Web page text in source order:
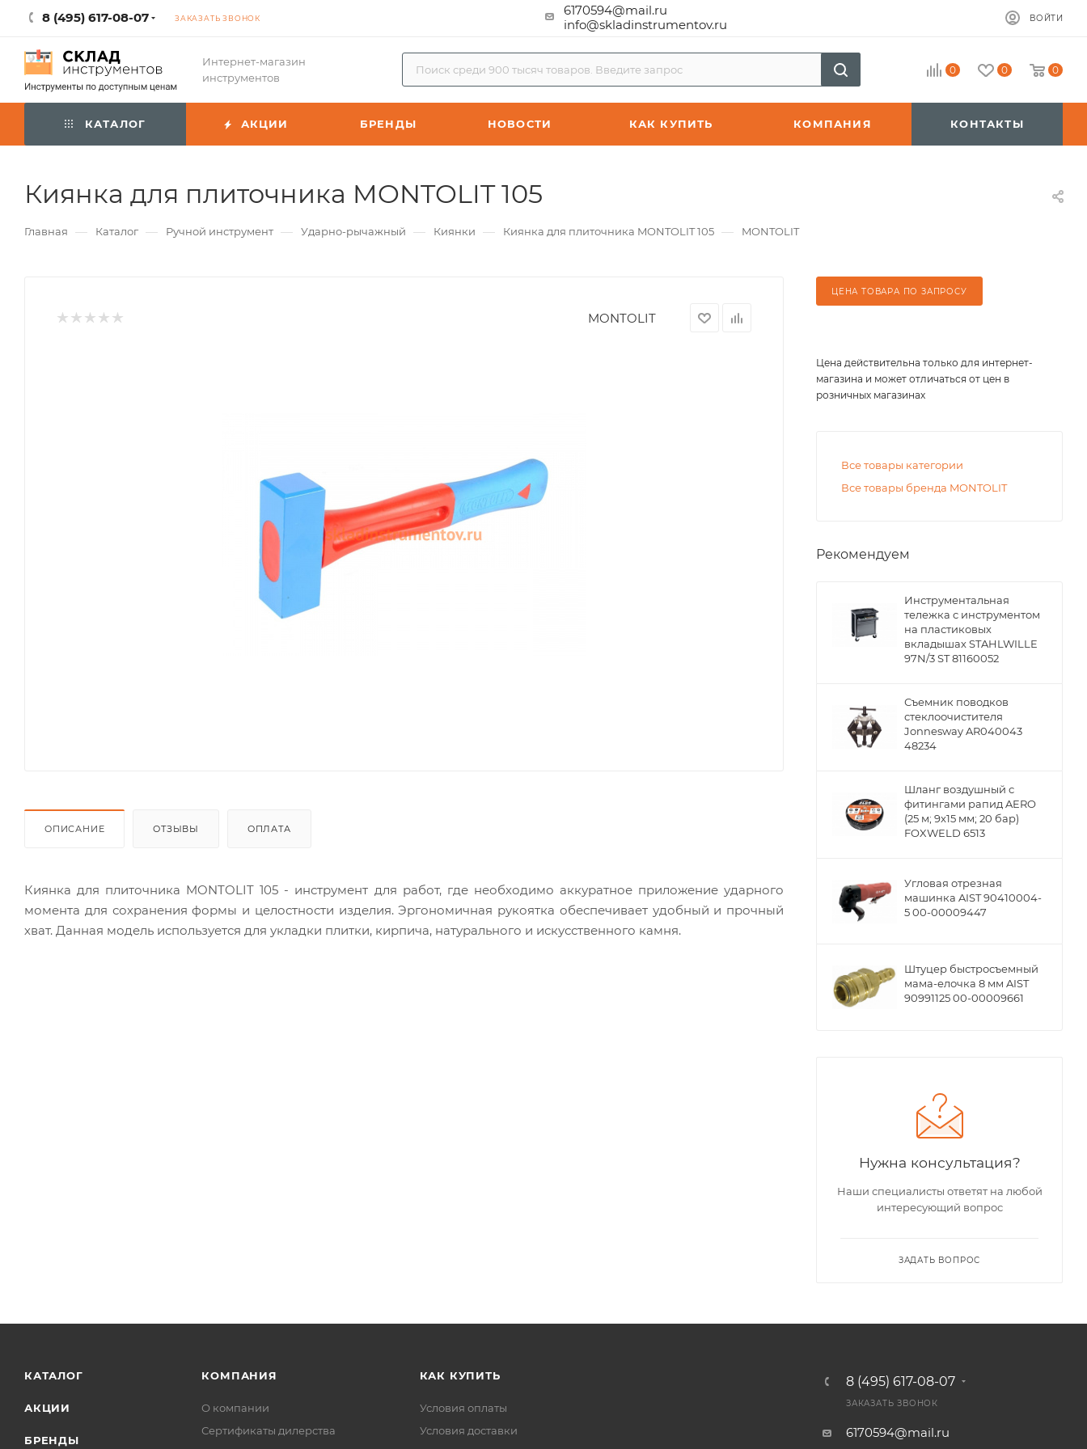
8 (495) 617-08-07 ЗАКАЗАТЬ ЗВОНОК
6170594@mail.ru
info@skladinstrumentov.ru
ВОЙТИ
Интернет-магазин
инструментов
0 0 0
КАТАЛОГ АКЦИИ БРЕНДЫ НОВОСТИ КАК КУПИТЬ КОМПАНИЯ КОНТАКТЫ
Киянка для плиточника MONTOLIT 105
Главная — Каталог — Ручной инструмент — Ударно-рычажный — Киянки — Киянка для плиточника MONTOLIT 105 — MONTOLIT
MONTOLIT
ОПИСАНИЕ ОТЗЫВЫ ОПЛАТА
Киянка для плиточника MONTOLIT 105 - инструмент для работ, где необходимо аккуратное приложение ударного
момента для сохранения формы и целостности изделия. Эргономичная рукоятка обеспечивает удобный и прочный
хват. Данная модель используется для укладки плитки, кирпича, натурального и искусственного камня.
ЦЕНА ТОВАРА ПО ЗАПРОСУ
Цена действительна только для интернет-
магазина и может отличаться от цен в
розничных магазинах
Все товары категории
Все товары бренда MONTOLIT
Рекомендуем
Инструментальная
тележка с инструментом
на пластиковых
вкладышах STAHLWILLE
97N/3 ST 81160052
Съемник поводков
стеклоочистителя
Jonnesway AR040043
48234
Шланг воздушный с
фитингами рапид AERO
(25 м; 9x15 мм; 20 бар)
FOXWELD 6513
Угловая отрезная
машинка AIST 90410004-
5 00-00009447
Штуцер быстросъемный
мама-елочка 8 мм AIST
90991125 00-00009661
Нужна консультация?
Наши специалисты ответят на любой
интересующий вопрос
ЗАДАТЬ ВОПРОС
КАТАЛОГ
АКЦИИ
БРЕНДЫ
КОМПАНИЯ
О компании
Сертификаты дилерства
КАК КУПИТЬ
Условия оплаты
Условия доставки
8 (495) 617-08-07
ЗАКАЗАТЬ ЗВОНОК
6170594@mail.ru